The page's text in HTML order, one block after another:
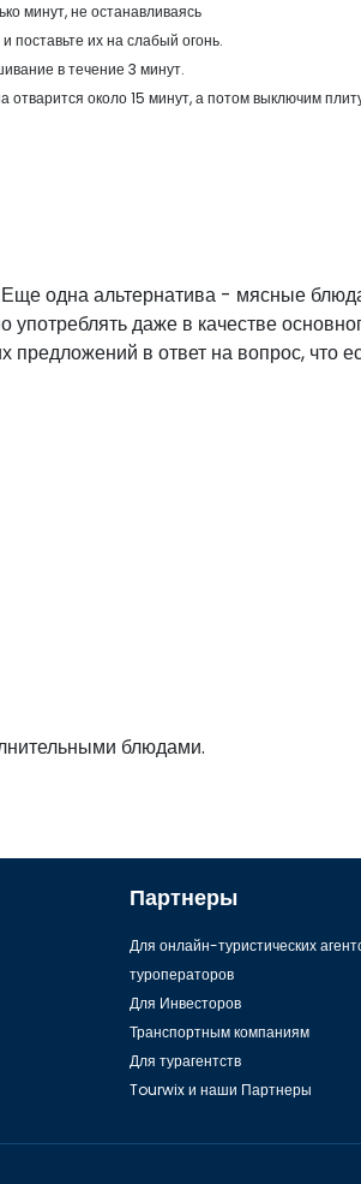
минут, не останавливаясь
поставьте их на слабый огонь.
в течение 3 минут.
около 15 минут, а потом выключим
одна альтернатива - мясные
даже в качестве
в ответ на вопрос, что
блюдами.
Партнеры
Для онлайн-туристических
туроператоров
Для Инвесторов
Транспортным компаниям
Для турагентств
Tourwix и наши Партнеры